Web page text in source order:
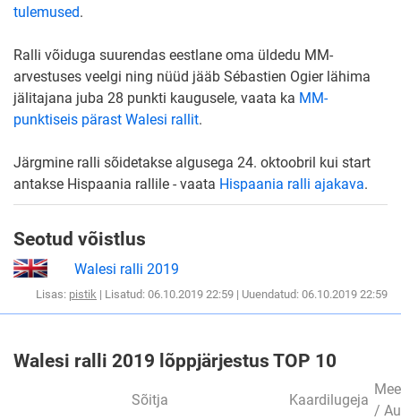
tulemused.
Ralli võiduga suurendas eestlane oma üldedu MM-
arvestuses veelgi ning nüüd jääb Sébastien Ogier lähima
jälitajana juba 28 punkti kaugusele, vaata ka MM-
punktiseis pärast Walesi rallit.
Järgmine ralli sõidetakse algusega 24. oktoobril kui start
antakse Hispaania rallile - vaata Hispaania ralli ajakava.
Seotud võistlus
Walesi ralli 2019
Lisas: pistik | Lisatud: 06.10.2019 22:59 | Uuendatud: 06.10.2019 22:59
Walesi ralli 2019 lõppjärjestus TOP 10
Sõitja Kaardilugeja
/